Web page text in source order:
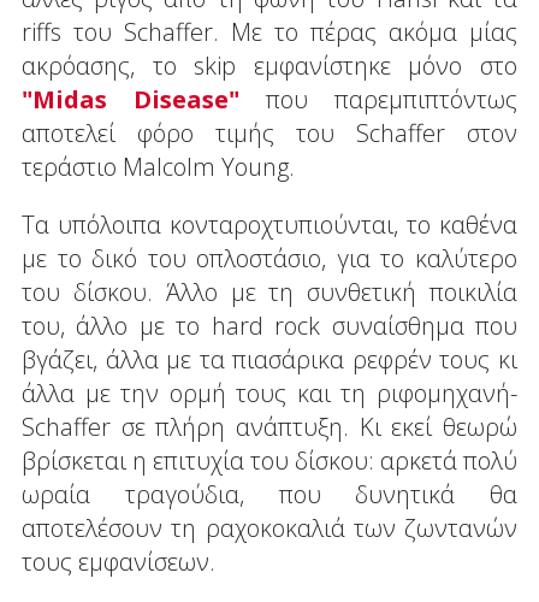
riffs του Schaffer. Με το πέρας ακόμα μίας
ακρόασης, το skip εμφανίστηκε μόνο στο
"Midas Disease"που παρεμπιπτόντως
αποτελεί φόρο τιμής του Schaffer στον
τεράστιο Malcolm Young.
Τα υπόλοιπα κονταροχτυπιούνται, το καθένα
με το δικό του οπλοστάσιο, για το καλύτερο
του δίσκου. Άλλο με τη συνθετική ποικιλία
του, άλλο με το hard rock συναίσθημα που
βγάζει, άλλα με τα πιασάρικα ρεφρέν τους κι
άλλα με την ορμή τους και τη ριφομηχανή-
Schaffer σε πλήρη ανάπτυξη. Κι εκεί θεωρώ
βρίσκεται η επιτυχία του δίσκου: αρκετά πολύ
ωραία τραγούδια, που δυνητικά θα
αποτελέσουν τη ραχοκοκαλιά των ζωντανών
τους εμφανίσεων.